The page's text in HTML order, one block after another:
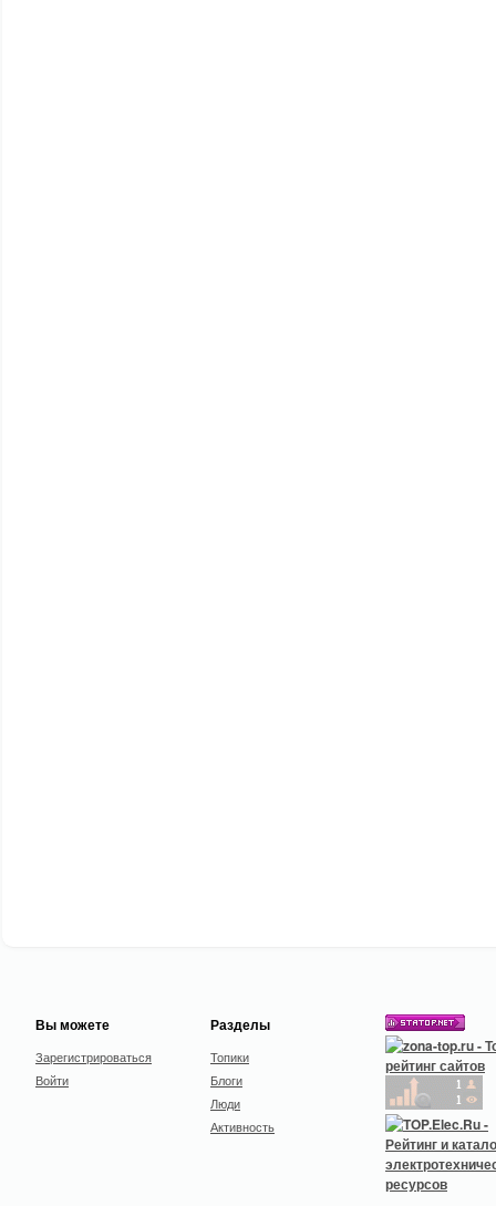
Вы можете
Зарегистрироваться
Войти
Разделы
Топики
Блоги
Люди
Активность